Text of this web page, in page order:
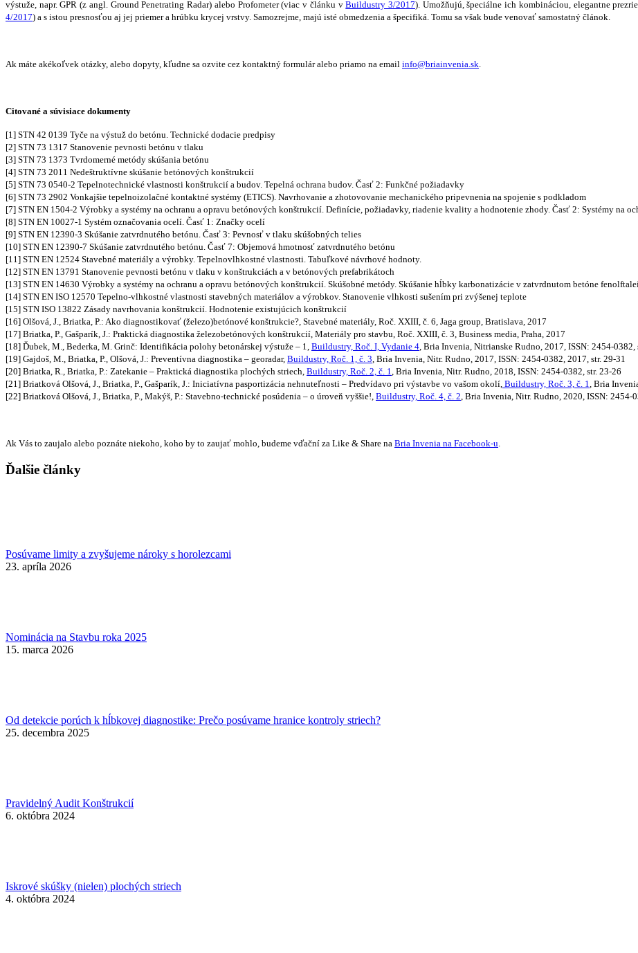
výstuže, napr. GPR (z angl. Ground Penetrating Radar) alebo Profometer (viac v článku vBuildustry 3/2017). Umožňujú, špeciálne ich kombináciou, elegantne
4/2017) a s istou presnosťou aj jej priemer a hrúbku krycej vrstvy. Samozrejme, majú isté obmedzenia a špecifiká. Tomu sa však bude venovať samostatný článok.
Ak máte akékoľvek otázky, alebo dopyty, kľudne sa ozvite cez kontaktný formulár alebo priamo na email info@briainvenia.sk
Citované a súvisiace dokumenty
[1] STN 42 0139 Tyče na výstuž do betónu. Technické dodacie predpisy
[2] STN 73 1317 Stanovenie pevnosti betónu v tlaku
[3] STN 73 1373 Tvrdomerné metódy skúšania betónu
[4] STN 73 2011 Nedeštruktívne skúšanie betónových konštrukcií
[5] STN 73 0540-2 Tepelnotechnické vlastnosti konštrukcií a budov. Tepelná ochrana budov. Časť 2: Funkčné požiadavky
[6] STN 73 2902 Vonkajšie tepelnoizolačné kontaktné systémy (ETICS). Navrhovanie a zhotovovanie mechanického pripevnenia na spojenie s podkladom
[7] STN EN 1504-2 Výrobky a systémy na ochranu a opravu betónových konštrukcií. Definície, požiadavky, riadenie kvality a hodnotenie zhody. Časť 2: Systémy na
[8] STN EN 10027-1 Systém označovania ocelí. Časť 1: Značky ocelí
[9] STN EN 12390-3 Skúšanie zatvrdnutého betónu. Časť 3: Pevnosť v tlaku skúšobných telies
[10] STN EN 12390-7 Skúšanie zatvrdnutého betónu. Časť 7: Objemová hmotnosť zatvrdnutého betónu
[11] STN EN 12524 Stavebné materiály a výrobky. Tepelnovlhkostné vlastnosti. Tabuľkové návrhové hodnoty.
[12] STN EN 13791 Stanovenie pevnosti betónu v tlaku v konštrukciách a v betónových prefabrikátoch
[13] STN EN 14630 Výrobky a systémy na ochranu a opravu betónových konštrukcií. Skúšobné metódy. Skúšanie hĺbky karbonatizácie v zatvrdnutom betóne
[14] STN EN ISO 12570 Tepelno-vlhkostné vlastnosti stavebných materiálov a výrobkov. Stanovenie vlhkosti sušením pri zvýšenej teplote
[15] STN ISO 13822 Zásady navrhovania konštrukcií. Hodnotenie existujúcich konštrukcií
[16] Olšová, J., Briatka, P.: Ako diagnostikovať (železo)betónové konštrukcie?, Stavebné materiály, Roč. XXIII, č. 6, Jaga group, Bratislava, 2017
[17] Briatka, P., Gašparík, J.: Praktická diagnostika železobetónových konštrukcií, Materiály pro stavbu, Roč. XXIII, č. 3, Business media, Praha, 2017
[18] Ďubek, M., Bederka, M. Grinč: Identifikácia polohy betonárskej výstuže – 1, Buildustry, Roč. I, Vydanie 4 , Bria Invenia, Nitrianske Rudno, 2017, ISSN: 2454-0382,
[19] Gajdoš, M., Briatka, P., Olšová, J.: Preventívna diagnostika – georadar, Buildustry, Roč. 1, č. 3 , Bria Invenia, Nitr. Rudno, 2017, ISSN: 2454-0382, 2017, str. 29-31
[20] Briatka, R., Briatka, P.: Zatekanie – Praktická diagnostika plochých striech, Buildustry, Roč. 2, č. 1 , Bria Invenia, Nitr. Rudno, 2018, ISSN: 2454-0382, str. 23-26
[21] Briatková Olšová, J., Briatka, P., Gašparík, J.: Iniciatívna pasportizácia nehnuteľnosti – Predvídavo pri výstavbe vo vašom okolí, Buildustry, Roč. 3, č. 1 , Bria
[22] Briatková Olšová, J., Briatka, P., Makýš, P.: Stavebno-technické posúdenia – o úroveň vyššie!, Buildustry, Roč. 4, č. 2 , Bria Invenia, Nitr. Rudno, 2020, ISSN: 2454-
Ak Vás to zaujalo alebo poznáte niekoho, koho by to zaujať mohlo, budeme vďační za Like & Share na Bria Invenia na Facebook-u
Ďalšie články
Posúvame limity a zvyšujeme nároky s horolezcami
23. apríla 2026
Nominácia na Stavbu roka 2025
15. marca 2026
Od detekcie porúch k hĺbkovej diagnostike: Prečo posúvame hranice kontroly striech?
25. decembra 2025
Pravidelný Audit Konštrukcií
6. októbra 2024
Iskrové skúšky (nielen) plochých striech
4. októbra 2024